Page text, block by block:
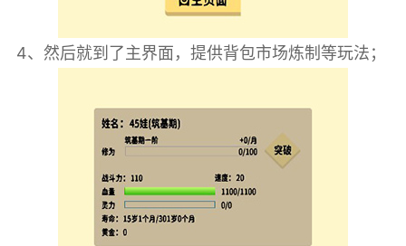
4、然后就到了主界面，提供背包市场炼制等玩法；